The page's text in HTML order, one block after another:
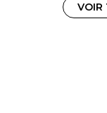
VOIR